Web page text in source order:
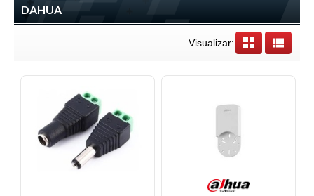
DAHUA
Visualizar: